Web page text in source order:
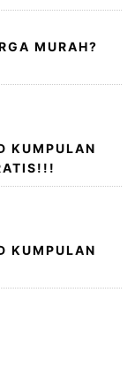
MURAH?
KUMPULAN
KUMPULAN